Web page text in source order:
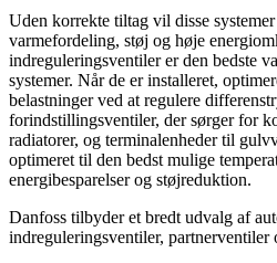
Uden korrekte tiltag vil disse
varmefordeling, støj og høje
indreguleringsventiler er den bedste
systemer. Når de er installeret,
belastninger ved at regulere
forindstillingsventiler, der sørger for
radiatorer, og terminalenheder til
optimeret til den bedst mulige
energibesparelser og støjreduktion.
Danfoss tilbyder et bredt udvalg af
indreguleringsventiler, partnerventiler